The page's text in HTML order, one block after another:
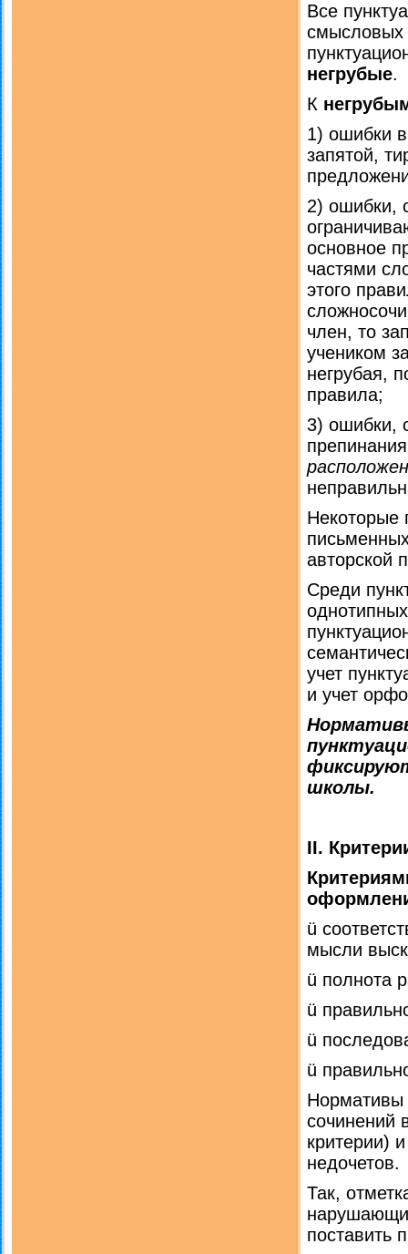
Все
смысловых
негрубые.
К
1) ошибки
запятой,
2) ошибки,
основное
частями
этого
член, то
учеником
негрубая,
правила;
3) ошибки,
Некоторые
авторской
Среди
учет
и учет
школы.
II.
ü
мысли
ü полнота
ü
ü
ü
Нормативы
сочинений
критерии)
недочетов.
Так,
поставить